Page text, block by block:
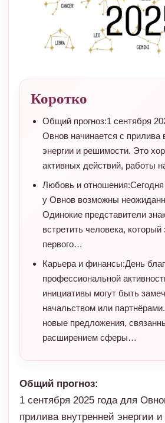
Коротко
Общий прогноз:1 сентября
Овнов начинается с прилива
энергии и решимости. Это
активных действий, работы
Любовь и
у Овнов возможны
Одинокие представители
встретить человека, который
первого…
Карьера и финансы:День
профессиональной
инициативы могут быть
начальством или
новые предложения,
расширением сферы…
Общий прогноз:
1 сентября 2025 года для
прилива внутренней энергии